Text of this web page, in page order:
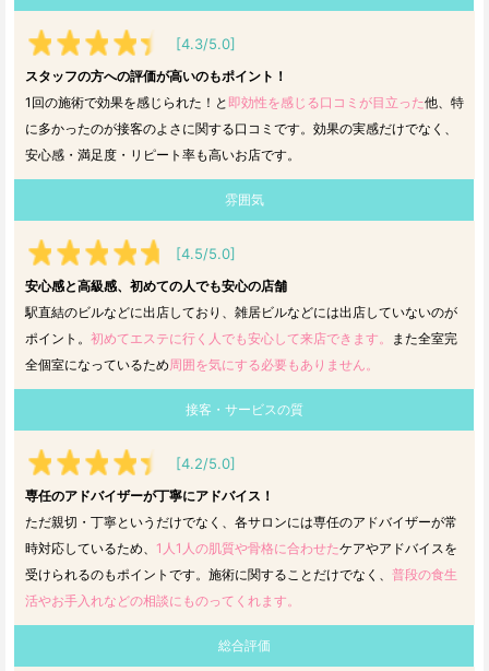
[4.3/5.0]
スタッフの方への評価が高いのもポイント！
1回の施術で効果を感じられた！と 即効性を感じる口コミが目立った他、特
に多かったのが接客のよさに関する口コミです。効果の実感だけでなく、
安心感・満足度・リピート率も高いお店です。
雰囲気
[4.5/5.0]
安心感と高級感、初めての人でも安心の店舗
駅直結のビルなどに出店しており、雑居ビルなどには出店していないのが
ポイント。 初めてエステに行く人でも安心して来店できます。
また全室完
全個室になっているため 周囲を気にする必要もありません。
接客・サービスの質
[4.2/5.0]
専任のアドバイザーが丁寧にアドバイス！
ただ親切・丁寧というだけでなく、各サロンには専任のアドバイザーが常
時対応しているため、 1人1人の肌質や骨格に合わせたケアやアドバイスを
受けられるのもポイントです。施術に関することだけでなく、 普段の食生
活やお手入れなどの相談にものってくれます。
総合評価